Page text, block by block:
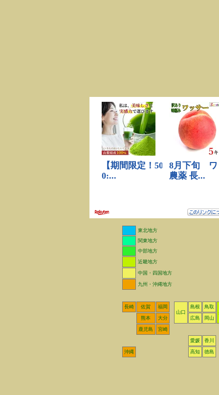
東北地方
関東地方
中部地方
近畿地方
中国・四国地方
九州・沖縄地方
長崎 佐賀
福岡
山口
島根
鳥取
熊本
大分 広島 岡山
鹿児島 宮崎
愛媛 香川
沖縄 高知 徳島